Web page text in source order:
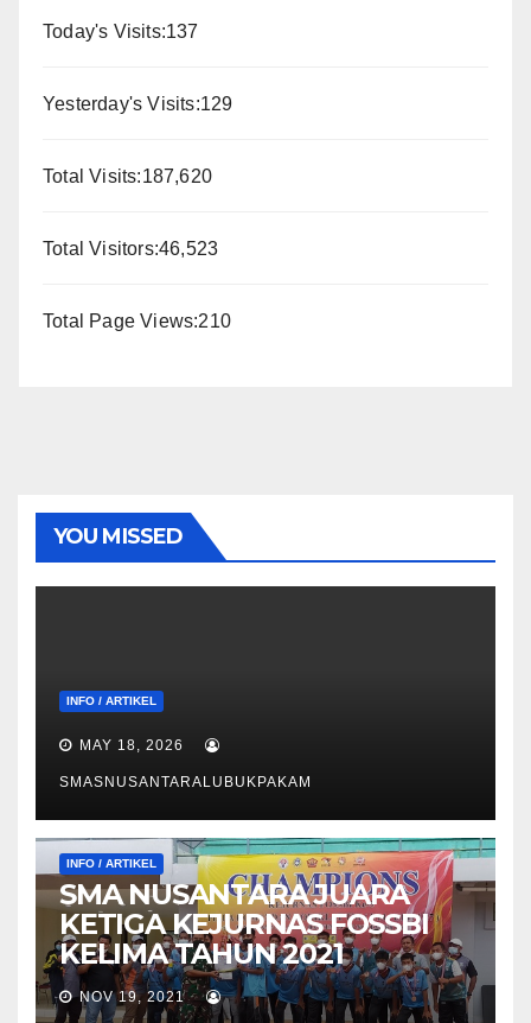
Today's Visits:137
Yesterday's Visits:129
Total Visits:187,620
Total Visitors:46,523
Total Page Views:210
YOU MISSED
INFO / ARTIKEL
MAY 18, 2026
SMASNUSANTARALUBUKPAKAM
INFO / ARTIKEL
SMA NUSANTARA JUARA
KETIGA KEJURNAS FOSSBI
KELIMA TAHUN 2021
NOV 19, 2021